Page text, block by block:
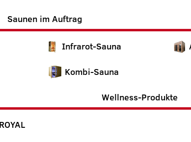
Saunen im Auftrag
Infrarot-Sauna
Kombi-Sauna
Wellness-Produkte